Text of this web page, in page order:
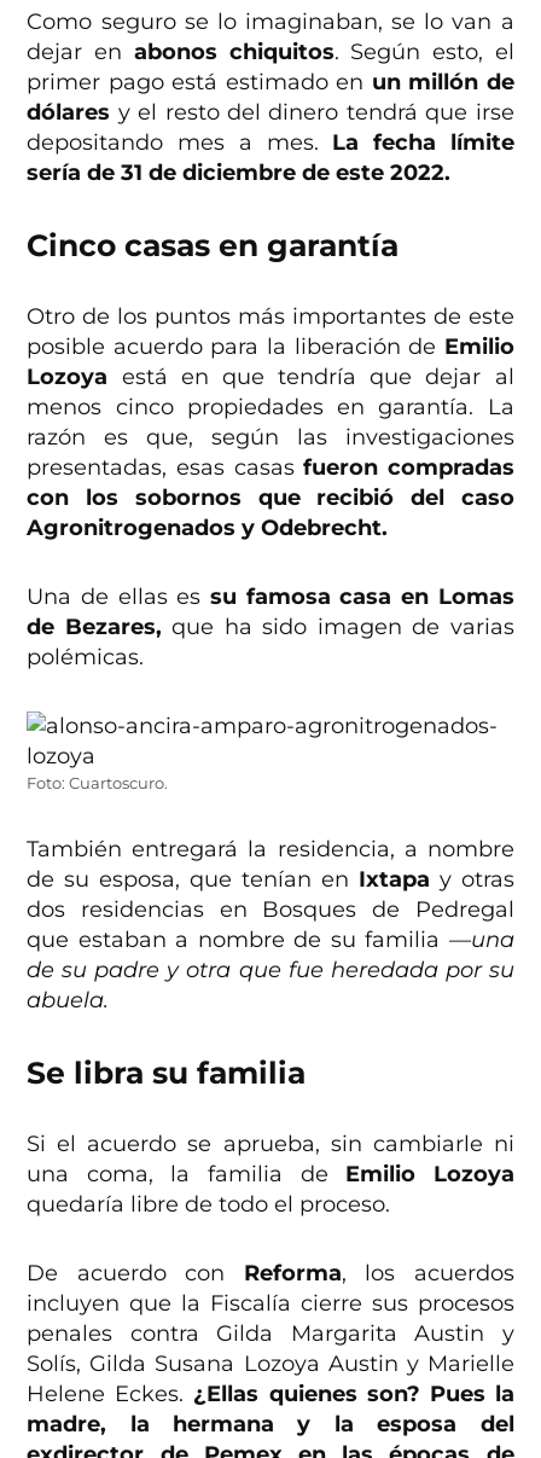
Como seguro se lo imaginaban, se lo van a
dejar en abonos chiquitos. Según esto, el
primer pago está estimado en un millón de
dólares y el resto del dinero tendrá que irse
depositando mes a mes. La fecha límite
sería de 31 de diciembre de este 2022.
Cinco casas en garantía
Otro de los puntos más importantes de este
posible acuerdo para la liberación de Emilio
Lozoya está en que tendría que dejar al
menos cinco propiedades en garantía. La
razón es que, según las investigaciones
presentadas, esas casasfueron compradas
con los sobornos que recibió del caso
Agronitrogenados y Odebrecht.
Una de ellas es su famosa casa en Lomas
de Bezares, que ha sido imagen de varias
polémicas.
Foto: Cuartoscuro.
También entregará la residencia, a nombre
de su esposa, que tenían en Ixtapa y otras
dos residencias en Bosques de Pedregal
que estaban a nombre de su familia —una
de su padre y otra que fue heredada por su
abuela.
Se libra su familia
Si el acuerdo se aprueba, sin cambiarle ni
una coma, la familia de Emilio Lozoya
quedaría libre de todo el proceso.
De acuerdo con Reforma, los acuerdos
incluyen que la Fiscalía cierre sus procesos
penales contra Gilda Margarita Austin y
Solís, Gilda Susana Lozoya Austin y Marielle
Helene Eckes. ¿Ellas quienes son? Pues la
madre, la hermana y la esposa del